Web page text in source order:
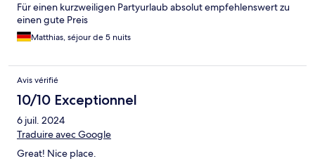
Für einen kurzweiligen Partyurlaub absolut empfehlenswert zu
einen gute Preis
Matthias, séjour de 5 nuits
Avis vérifié
10/10 Exceptionnel
6 juil. 2024
Traduire avec Google
Great! Nice place.